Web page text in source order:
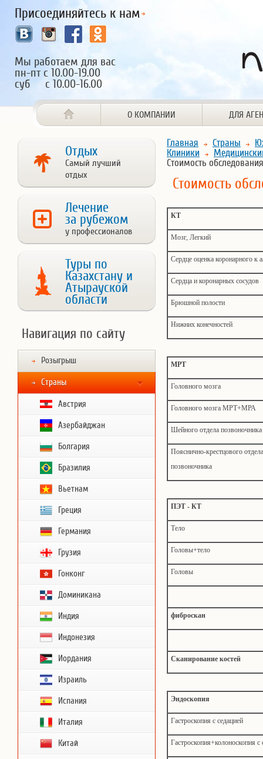
Присоединяйтесь к нам
Мы работаем для вас
пн-пт с 10.00-19.00
суб с 10.00-16.00
О КОМПАНИИ ДЛЯ
Отдых
Самый лучший
отдых
Лечение
за рубежом
у профессионалов
Туры по
Казахстану и
Атырауской
области
Навигация по сайту
Розыгрыш
Страны
Австрия
Азербайджан
Болгария
Бразилия
Вьетнам
Греция
Германия
Грузия
Гонконг
Доминикана
Индия
Индонезия
Иордания
Израиль
Испания
Италия
Китай
Главная Страны
Клиники
Стоимость обследования
Стоимость
КТ
Мозг, Легкий
Сердце оценка коронарного к
Cердца и коронарных сосудов
Брюшной полости
Нижних конечностей
МРТ
Головного мозга
Головного мозга МРТ+МРА
Шейного отдела позвоночника
Пояснично-крестцового отдела
позвоночника
ПЭТ - КТ
Тело
Головы+тело
Головы
фиброскан
Сканирование костей
Эндоскопия
Гастроскопия с седацией
Гастроскопия+колоноскопия